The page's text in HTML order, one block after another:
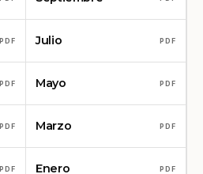
PDF Julio PDF
PDF Mayo PDF
PDF Marzo PDF
PDF Enero PDF